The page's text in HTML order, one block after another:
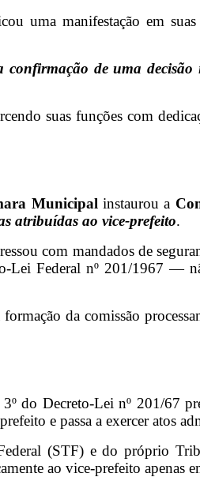
uma manifestação em
confirmação de uma
suas funções com
Municipal instaurou a
atribuídas ao vice-prefeito.
com mandados de
Federal nº 201/1967 —
da comissão
do Decreto-Lei nº 201/67
e passa a exercer atos
(STF) e do próprio
ao vice-prefeito apenas